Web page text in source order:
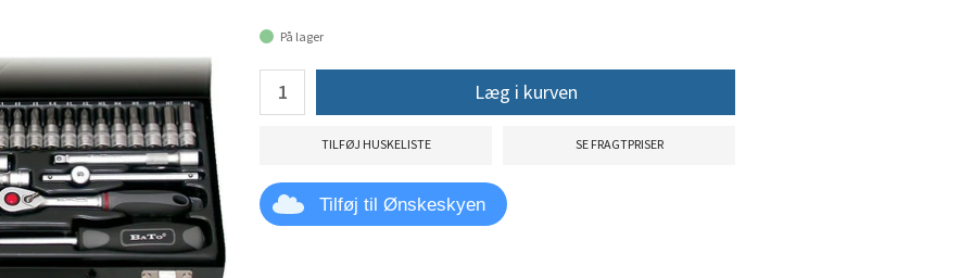
På lager
Læg i kurven
TILFØJ HUSKELISTE SE FRAGTPRISER
Tilføj til Ønskeskyen